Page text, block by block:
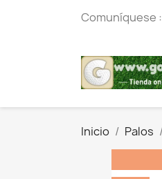
Comuníquese :
Inicio Palos